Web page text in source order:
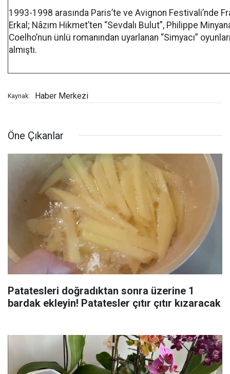
1993-1998 arasında Paris’te ve Avignon Festivali’nde
Erkal; Nâzım Hikmet’ten “Sevdalı Bulut”, Philippe
Coelho’nun ünlü romanından uyarlanan “Simyacı”
almıştı.
Kaynak: Haber Merkezi
Öne Çıkanlar
Patatesleri doğradıktan sonra üzerine 1
bardak ekleyin! Patatesler çıtır çıtır kızaracak